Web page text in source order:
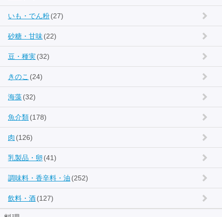
いも・でん粉(27)
砂糖・甘味(22)
豆・種実(32)
きのこ (24)
海藻(32)
魚介類(178)
肉 (126)
乳製品・卵 (41)
調味料・香辛料・油 (252)
飲料・酒(127)